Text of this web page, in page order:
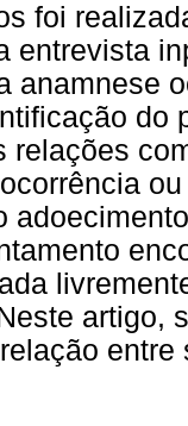
foi
entrevista
anamnese
do
relações
artigo,